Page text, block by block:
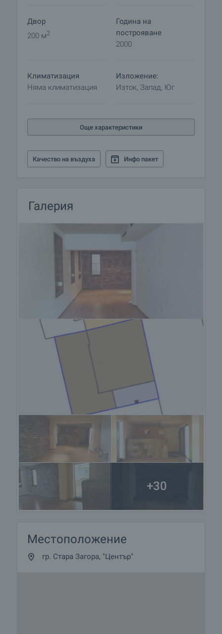
Двор
200 м2
Година на
построяване
2000
Климатизация
Няма климатизация
Изложение:
Изток, Запад, Юг
Още характеристики
Качество на въздуха Инфо пакет
Галерия
+30
Местоположение
гр. Стара Загора, "Център"